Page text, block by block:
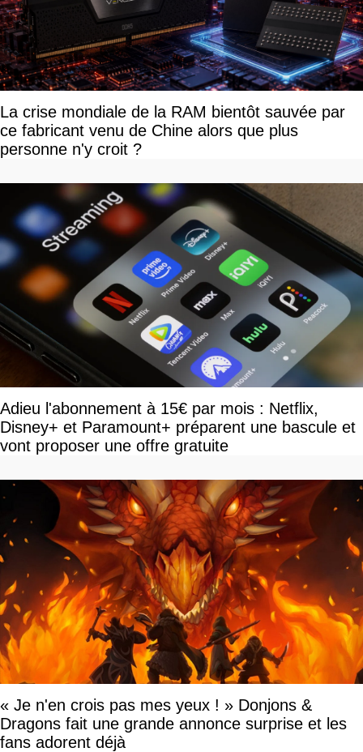
La crise mondiale de la RAM bientôt sauvée par
ce fabricant venu de Chine alors que plus
personne n'y croit ?
Adieu l'abonnement à 15€ par mois : Netflix,
Disney+ et Paramount+ préparent une bascule et
vont proposer une offre gratuite
« Je n'en crois pas mes yeux ! » Donjons &
Dragons fait une grande annonce surprise et les
fans adorent déjà